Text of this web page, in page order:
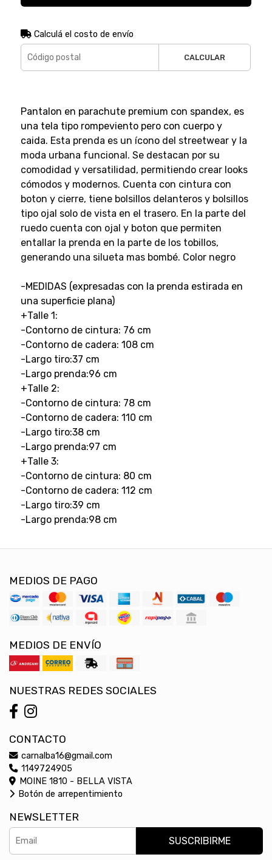
Calculá el costo de envío
CALCULAR
Pantalon en parachute premium con spandex, es
una tela tipo rompeviento pero con cuerpo y
caida. Esta prenda es un ícono del streetwear y la
moda urbana funcional. Se destacan por su
comodidad y versatilidad, permitiendo crear looks
cómodos y modernos. Cuenta con cintura con
boton y cierre, tiene bolsillos delanteros y bolsillos
tipo ojal solo de vista en el trasero. En la parte del
ruedo cuenta con ojal y boton que permiten
entallar la prenda en la parte de los tobillos,
generando una silueta mas bombé. Color negro
-MEDIDAS (expresadas con la prenda estirada en
una superficie plana)
+Talle 1:
-Contorno de cintura: 76 cm
-Contorno de cadera: 108 cm
-Largo tiro:37 cm
-Largo prenda:96 cm
+Talle 2:
-Contorno de cintura: 78 cm
-Contorno de cadera: 110 cm
-Largo tiro:38 cm
-Largo prenda:97 cm
+Talle 3:
-Contorno de cintura: 80 cm
-Contorno de cadera: 112 cm
-Largo tiro:39 cm
-Largo prenda:98 cm
MEDIOS DE PAGO
MEDIOS DE ENVÍO
NUESTRAS REDES SOCIALES
CONTACTO
carnalba16@gmail.com
1149724905
MOINE 1810 - BELLA VISTA
Botón de arrepentimiento
NEWSLETTER
SUSCRIBIRME